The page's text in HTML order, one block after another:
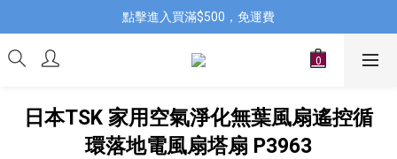
點擊進入買滿$500，免運費
日本TSK 家用空氣淨化無葉風扇遙控循
環落地電風扇塔扇 P3963